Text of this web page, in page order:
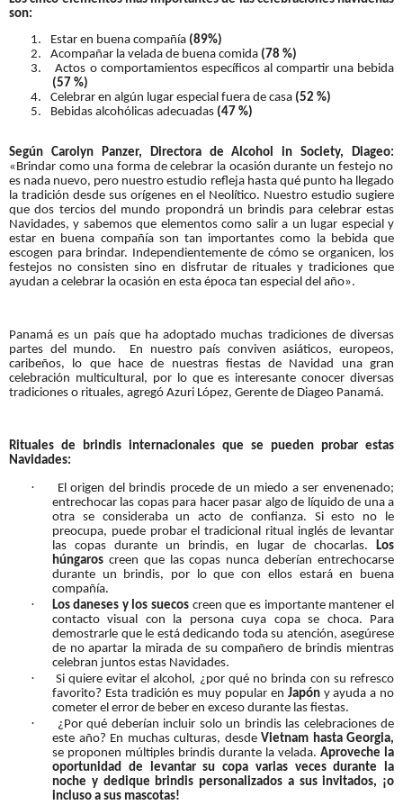
son:
1.
Estar en buena compañía (89%)
2.
Acompañar la velada de buena comida (78 %)
3.
Actos o comportamientos específicos al compartir una bebida
(57 %)
4.
Celebrar en algún lugar especial fuera de casa (52 %)
5.
Bebidas alcohólicas adecuadas (47 %)
Según Carolyn Panzer, Directora de Alcohol in Society, Diageo:
«Brindar como una forma de celebrar la ocasión durante un festejo no
es nada nuevo, pero nuestro estudio refleja hasta qué punto ha llegado
la tradición desde sus orígenes en el Neolítico. Nuestro estudio sugiere
que dos tercios del mundo propondrá un brindis para celebrar estas
Navidades, y sabemos que elementos como salir a un lugar especial y
estar en buena compañía son tan importantes como la bebida que
escogen para brindar. Independientemente de cómo se organicen, los
festejos no consisten sino en disfrutar de rituales y tradiciones que
ayudan a celebrar la ocasión en esta época tan especial del año».
Panamá es un país que ha adoptado muchas tradiciones de diversas
partes del mundo.
En nuestro país conviven asiáticos, europeos,
caribeños, lo que hace de nuestras fiestas de Navidad una gran
celebración multicultural, por lo que es interesante conocer diversas
tradiciones o rituales, agregó Azuri López, Gerente de Diageo Panamá.
Rituales de brindis internacionales que se pueden probar estas
Navidades:
·
El origen del brindis procede de un miedo a ser envenenado;
entrechocar las copas para hacer pasar algo de líquido de una a
otra se consideraba un acto de confianza. Si esto no le
preocupa, puede probar el tradicional ritual inglés de levantar
las copas durante un brindis, en lugar de chocarlas. Los
húngaros creen que las copas nunca deberían entrechocarse
durante un brindis, por lo que con ellos estará en buena
compañía.
· Los daneses y los suecos creen que es importante mantener el
contacto visual con la persona cuya copa se choca. Para
demostrarle que le está dedicando toda su atención, asegúrese
de no apartar la mirada de su compañero de brindis mientras
celebran juntos estas Navidades.
·
Si quiere evitar el alcohol, ¿por qué no brinda con su refresco
favorito? Esta tradición es muy popular en Japón y ayuda a no
cometer el error de beber en exceso durante las fiestas.
·
¿Por qué deberían incluir solo un brindis las celebraciones de
este año? En muchas culturas, desde Vietnam hasta Georgia,
se proponen múltiples brindis durante la velada. Aproveche la
oportunidad de levantar su copa varias veces durante la
noche y dedique brindis personalizados a sus invitados, ¡o
incluso a sus mascotas!